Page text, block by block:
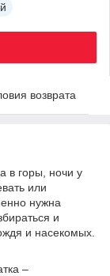
возврата
в горы, ночи у
или
нужна
и
и насекомых.
–